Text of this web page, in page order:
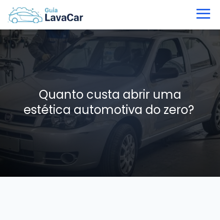
Quanto custa abrir uma
estética automotiva do zero?